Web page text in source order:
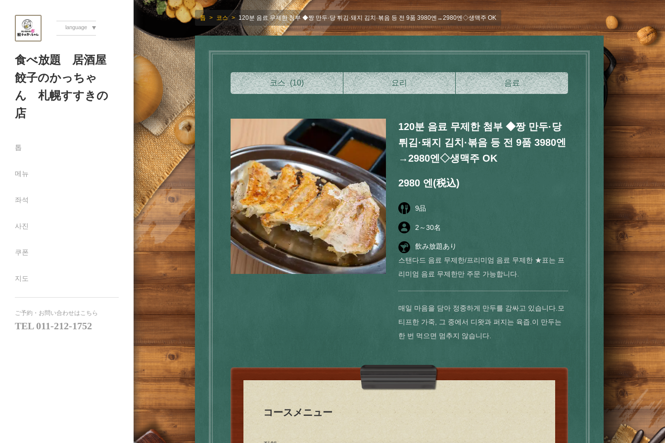
language
食べ放題 居酒屋
餃子のかっちゃ
ん 札幌すすきの
店
톱
메뉴
좌석
사진
쿠폰
지도
ご予約・お問い合わせはこちら
TEL011-212-1752
톱 코스 120분 음료 무제한 첨부 ◆짱 만두·당 튀김·돼지 김치·볶음 등 전 9품 3980엔→2980엔◇생맥주 OK
코스 (10) 요리 음료
120분 음료 무제한 첨부 ◆짱 만두·당
튀김·돼지 김치·볶음 등 전 9품 3980엔
→2980엔◇생맥주 OK
2980 엔 (税込)
9品
2 ～30名
飲み放題あり
스탠다드 음료 무제한/프리미엄 음료 무제한 ★표는 프
리미엄 음료 무제한만 주문 가능합니다.
매일 마음을 담아 정중하게 만두를 감싸고 있습니다.모
티프한 가죽, 그 중에서 디왓과 퍼지는 육즙.이 만두는
한 번 먹으면 멈추지 않습니다.
コースメニュー